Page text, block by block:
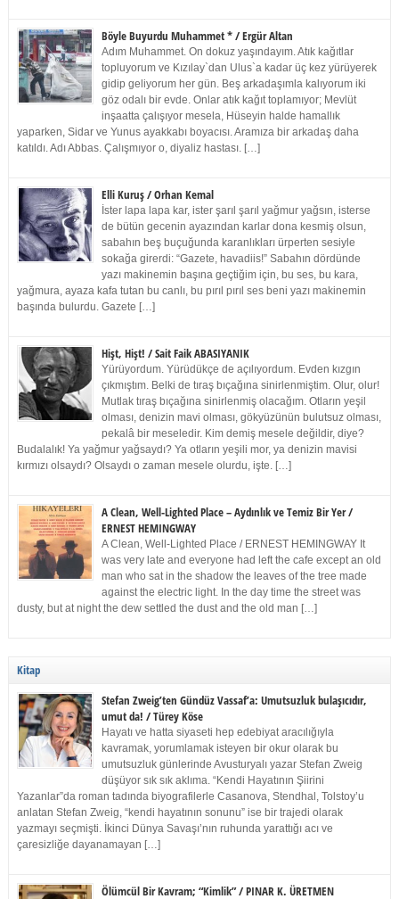
Böyle Buyurdu Muhammet * / Ergür Altan
Adım Muhammet. On dokuz yaşındayım. Atık kağıtlar
topluyorum ve Kızılay`dan Ulus`a kadar üç kez yürüyerek
gidip geliyorum her gün. Beş arkadaşımla kalıyorum iki
göz odalı bir evde. Onlar atık kağıt toplamıyor; Mevlüt
inşaatta çalışıyor mesela, Hüseyin halde hamallık
yaparken, Sidar ve Yunus ayakkabı boyacısı. Aramıza bir arkadaş daha
katıldı. Adı Abbas. Çalışmıyor o, diyaliz hastası. […]
Elli Kuruş / Orhan Kemal
İster lapa lapa kar, ister şarıl şarıl yağmur yağsın, isterse
de bütün gecenin ayazından karlar dona kesmiş olsun,
sabahın beş buçuğunda karanlıkları ürperten sesiyle
sokağa girerdi: “Gazete, havadiis!” Sabahın dördünde
yazı makinemin başına geçtiğim için, bu ses, bu kara,
yağmura, ayaza kafa tutan bu canlı, bu pırıl pırıl ses beni yazı makinemin
başında bulurdu. Gazete […]
Hişt, Hişt! / Sait Faik ABASIYANIK
Yürüyordum. Yürüdükçe de açılıyordum. Evden kızgın
çıkmıştım. Belki de tıraş bıçağına sinirlenmiştim. Olur, olur!
Mutlak tıraş bıçağına sinirlenmiş olacağım. Otların yeşil
olması, denizin mavi olması, gökyüzünün bulutsuz olması,
pekalâ bir meseledir. Kim demiş mesele değildir, diye?
Budalalık! Ya yağmur yağsaydı? Ya otların yeşili mor, ya denizin mavisi
kırmızı olsaydı? Olsaydı o zaman mesele olurdu, işte. […]
A Clean, Well-Lighted Place – Aydınlık ve Temiz Bir Yer /
ERNEST HEMINGWAY
A Clean, Well-Lighted Place / ERNEST HEMINGWAY It
was very late and everyone had left the cafe except an old
man who sat in the shadow the leaves of the tree made
against the electric light. In the day time the street was
dusty, but at night the dew settled the dust and the old man […]
Kitap
Stefan Zweig’ten Gündüz Vassaf’a: Umutsuzluk bulaşıcıdır,
umut da! / Türey Köse
Hayatı ve hatta siyaseti hep edebiyat aracılığıyla
kavramak, yorumlamak isteyen bir okur olarak bu
umutsuzluk günlerinde Avusturyalı yazar Stefan Zweig
düşüyor sık sık aklıma. “Kendi Hayatının Şiirini
Yazanlar”da roman tadında biyografilerle Casanova, Stendhal, Tolstoy’u
anlatan Stefan Zweig, “kendi hayatının sonunu” ise bir trajedi olarak
yazmayı seçmişti. İkinci Dünya Savaşı’nın ruhunda yarattığı acı ve
çaresizliğe dayanamayan […]
Ölümcül Bir Kavram; “Kimlik” / PINAR K. ÜRETMEN